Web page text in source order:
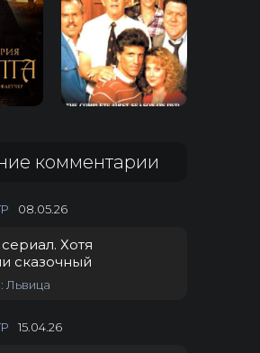
комментарии
08.05.26
Хотя
сказочный
Львица
15.04.26